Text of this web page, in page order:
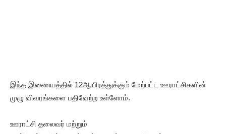
இந்த இணையத்தில் 12ஆயிரத்துக்கும் மேற்பட்ட ஊராட்சிகளின்
முழு விவரங்களை பதிவேற்ற உள்ளோம்.
ஊராட்சி தலைவர் மற்றும்